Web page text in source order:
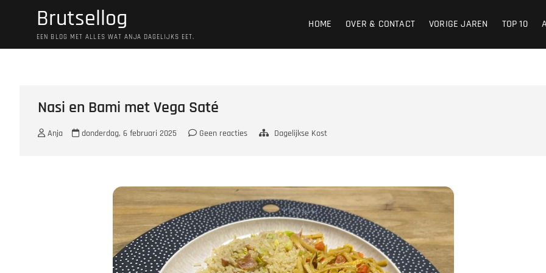
Brutsellog
EEN BLOG MET ALLES WAT ANJA DAGELIJKS EET.
HOME OVER & CONTACT VORIGE JAREN TOP 10
Nasi en Bami met Vega Saté
Anja donderdag, 6 februari 2025 Geen reacties Dagelijkse Kost